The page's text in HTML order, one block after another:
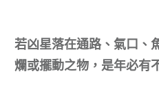
若凶星落在通路、氣口、
爛或擺動之物，是年必有